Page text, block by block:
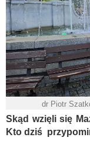
dr Piotr
Skąd wzięli się
Kto dziś